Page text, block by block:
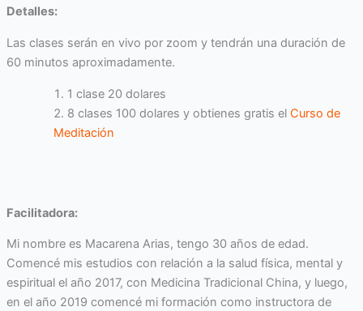
Detalles:
Las clases serán en vivo por zoom y tendrán una duración de
60 minutos aproximadamente.
1 clase 20 dolares
8 clases 100 dolares y obtienes gratis elCurso de
Meditación
Facilitadora:
Mi nombre es Macarena Arias, tengo 30 años de edad.
Comencé mis estudios con relación a la salud física, mental y
espiritual el año 2017, con Medicina Tradicional China, y luego,
en el año 2019 comencé mi formación como instructora de